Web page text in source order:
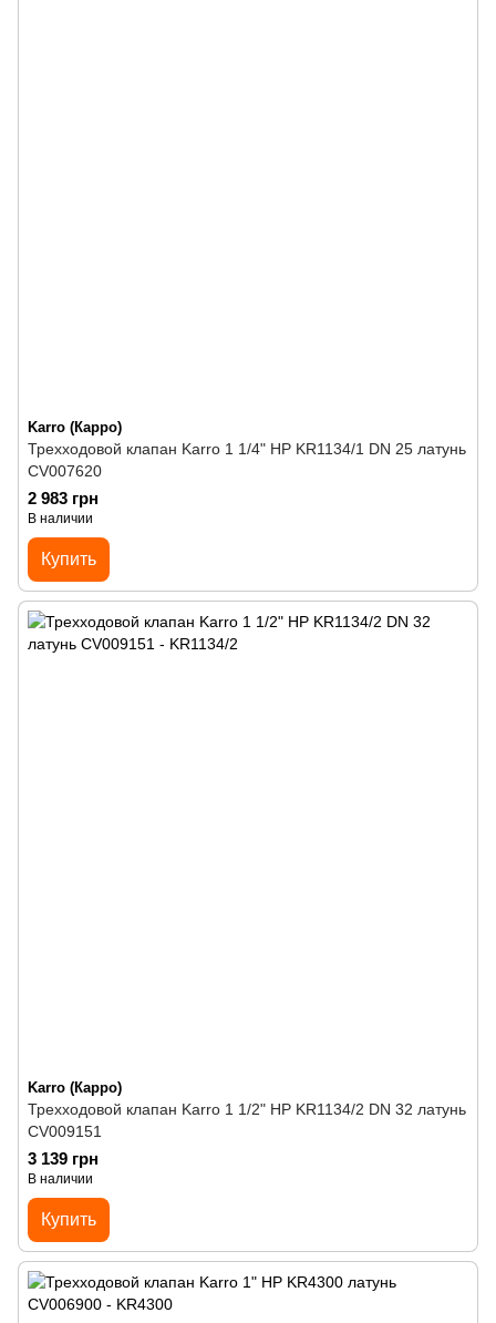
Karro (Карро)
Трехходовой клапан Karro 1 1/4" НР KR1134/1 DN 25 латунь
CV007620
2 983 грн
В наличии
Купить
Karro (Карро)
Трехходовой клапан Karro 1 1/2" НР KR1134/2 DN 32 латунь
CV009151
3 139 грн
В наличии
Купить